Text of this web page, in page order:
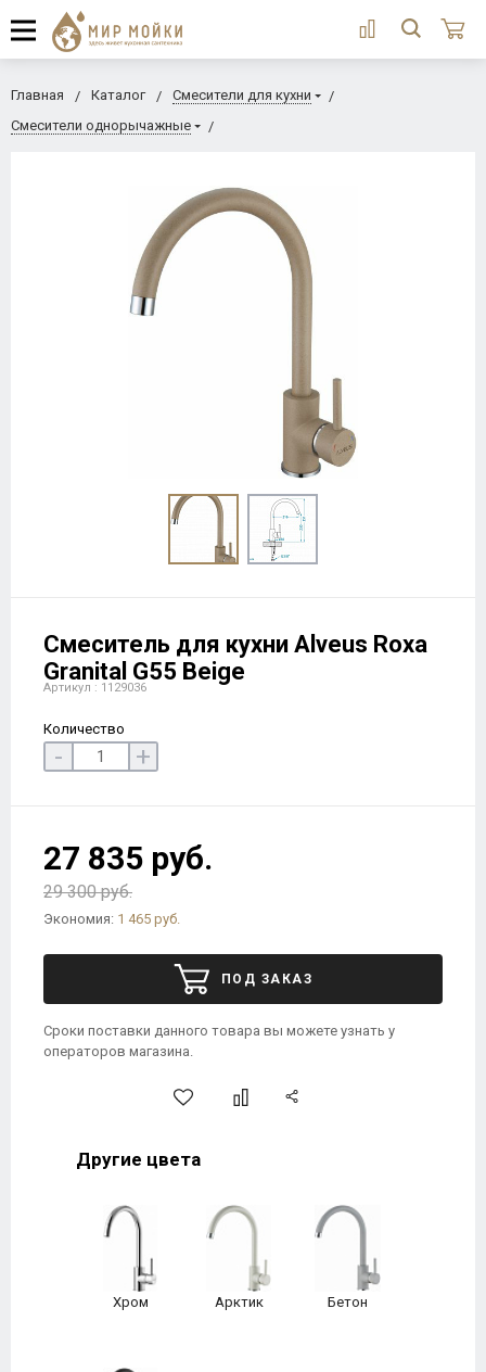
Главная Каталог
Смесители для кухни
Смесители однорычажные
Смеситель для кухни Alveus Roxa
Granital G55 Beige
Артикул : 1129036
Количество
- +
27 835 руб.
29 300 руб.
Экономия: 1 465 руб.
ПОД ЗАКАЗ
Сроки поставки данного товара вы можете узнать у
операторов магазина.
Другие цвета
Хром Арктик Бетон